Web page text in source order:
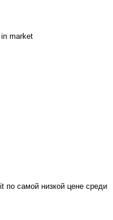
market
по самой низкой цене среди